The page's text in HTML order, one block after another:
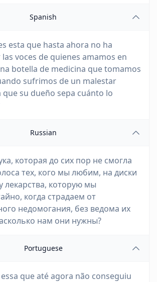
Spanish
esta que hasta ahora no ha
voces de quienes amamos en
botella de medicina que tomamos
sufrimos de un malestar
que su dueño sepa cuánto lo
Russian
которая до сих пор не смогла
тех, кого мы любим, на диски
лекарства, которую мы
когда страдаем от
недомогания, без ведома их
нам они нужны?
Portuguese
que até agora não conseguiu